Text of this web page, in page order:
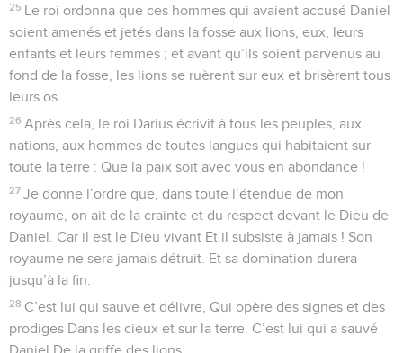
25 Le roi ordonna que ces hommes qui avaient accusé Daniel
soient amenés et jetés dans la fosse aux lions, eux, leurs
enfants et leurs femmes ; et avant qu’ils soient parvenus au
fond de la fosse, les lions se ruèrent sur eux et brisèrent tous
leurs os.
26 Après cela, le roi Darius écrivit à tous les peuples, aux
nations, aux hommes de toutes langues qui habitaient sur
toute la terre : Que la paix soit avec vous en abondance !
27 Je donne l’ordre que, dans toute l’étendue de mon
royaume, on ait de la crainte et du respect devant le Dieu de
Daniel. Car il est le Dieu vivant Et il subsiste à jamais ! Son
royaume ne sera jamais détruit. Et sa domination durera
jusqu’à la fin.
28 C’est lui qui sauve et délivre, Qui opère des signes et des
prodiges Dans les cieux et sur la terre. C’est lui qui a sauvé
Daniel De la griffe des lions.